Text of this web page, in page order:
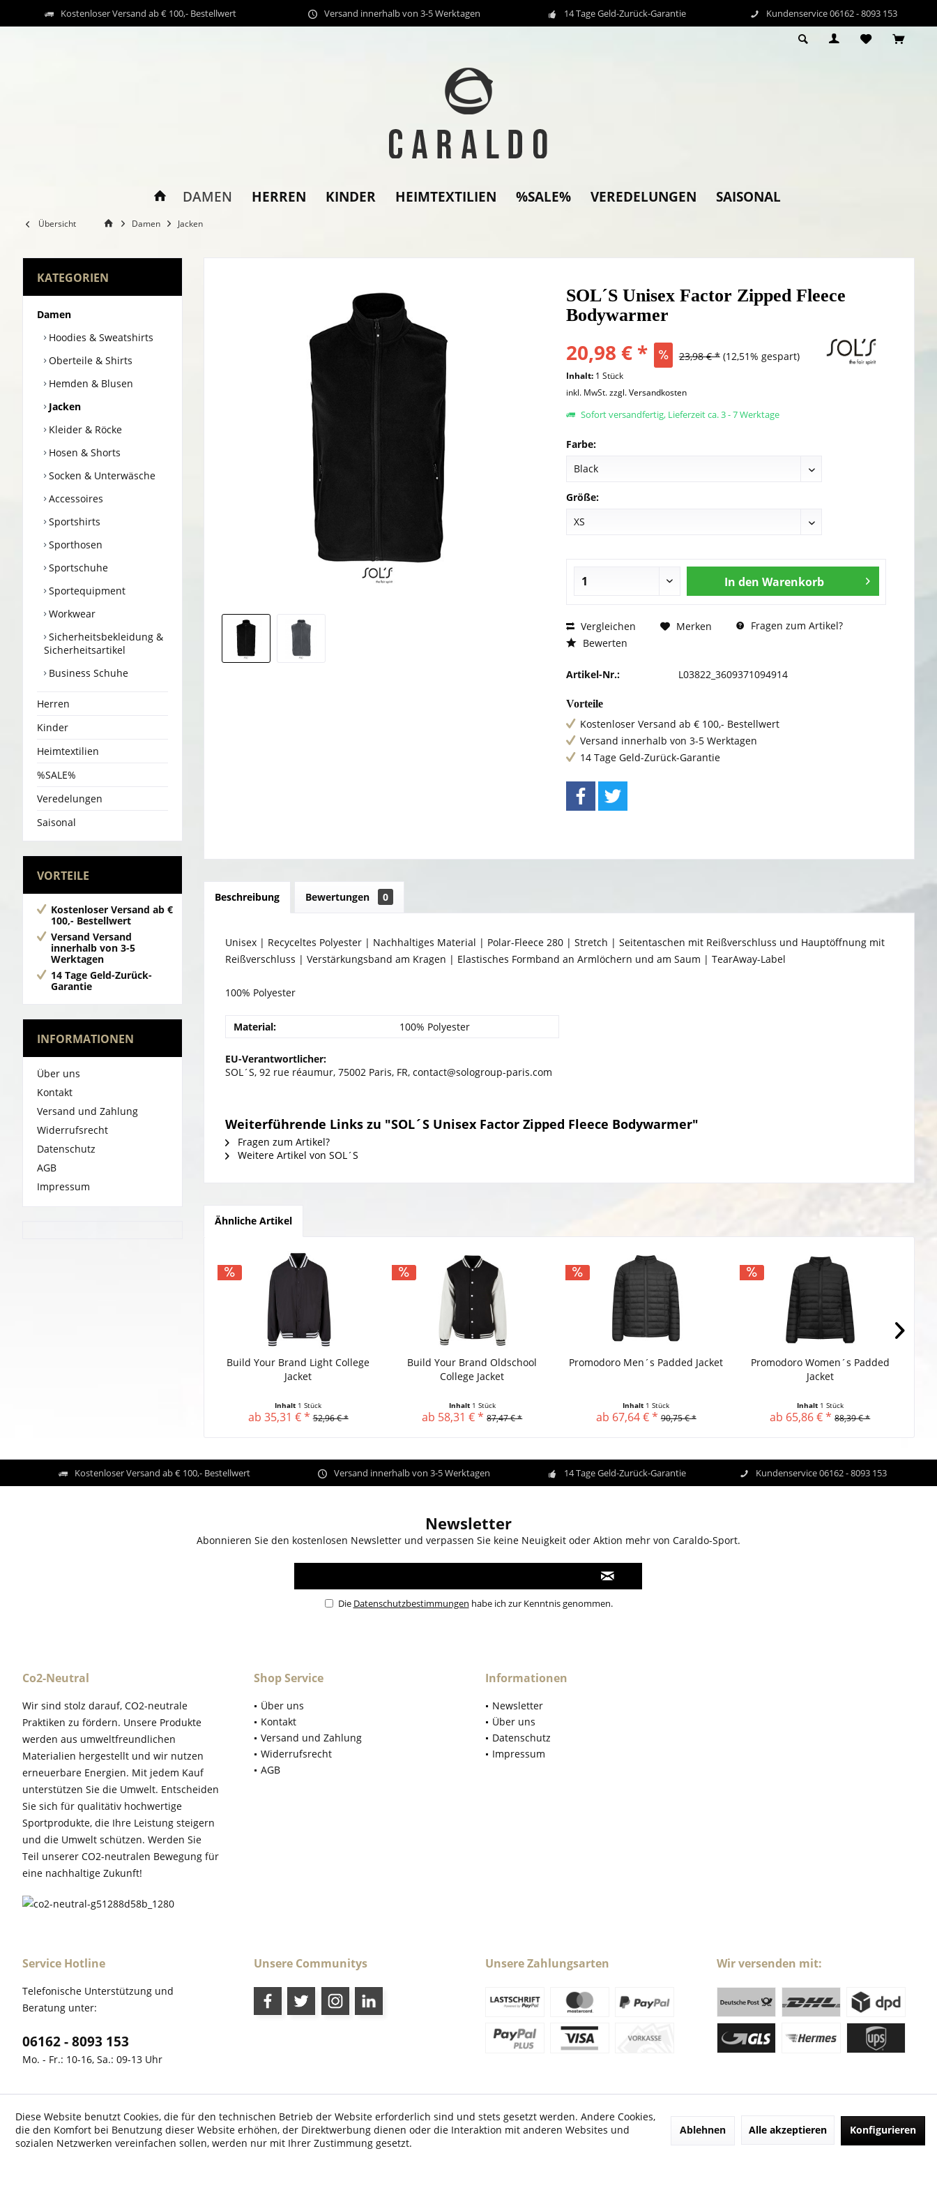
Kostenloser Versand ab € 100,- Bestellwert Versand innerhalb von 3-5 Werktagen 14 Tage Geld-Zurück-Garantie Kundenservice 06162 - 8093 153
DAMEN HERREN KINDER HEIMTEXTILIEN %SALE% VEREDELUNGEN SAISONAL
Übersicht Damen Jacken
KATEGORIEN
Damen
Hoodies & Sweatshirts
Oberteile & Shirts
Hemden & Blusen
Jacken
Kleider & Röcke
Hosen & Shorts
Socken & Unterwäsche
Accessoires
Sportshirts
Sporthosen
Sportschuhe
Sportequipment
Workwear
Sicherheitsbekleidung &
Sicherheitsartikel
Business Schuhe
Herren
Kinder
Heimtextilien
%SALE%
Veredelungen
Saisonal
VORTEILE
Kostenloser Versand ab €
100,- Bestellwert
Versand Versand
innerhalb von 3-5
Werktagen
14 Tage Geld-Zurück-
Garantie
INFORMATIONEN
Über uns
Kontakt
Versand und Zahlung
Widerrufsrecht
Datenschutz
AGB
Impressum
SOL´S Unisex Factor Zipped Fleece
Bodywarmer
20,98 € * 23,98 € * (12,51% gespart)
Inhalt: 1 Stück
inkl. MwSt.zzgl. Versandkosten
Sofort versandfertig, Lieferzeit ca. 3 - 7 Werktage
Farbe:
Größe:
In den Warenkorb
Vergleichen Merken
Fragen zum Artikel?
Bewerten
Artikel-Nr.: L03822_3609371094914
Vorteile
Kostenloser Versand ab € 100,- Bestellwert
Versand innerhalb von 3-5 Werktagen
14 Tage Geld-Zurück-Garantie
Beschreibung Bewertungen 0
Unisex | Recyceltes Polyester | Nachhaltiges Material | Polar-Fleece 280 | Stretch | Seitentaschen mit Reißverschluss und Hauptöffnung mit
Reißverschluss | Verstärkungsband am Kragen | Elastisches Formband an Armlöchern und am Saum | TearAway-Label
100% Polyester
Material: 100% Polyester
EU-Verantwortlicher:
SOL´S, 92 rue réaumur, 75002 Paris, FR, contact@sologroup-paris.com
Weiterführende Links zu "SOL´S Unisex Factor Zipped Fleece Bodywarmer"
Fragen zum Artikel?
Weitere Artikel von SOL´S
Ähnliche Artikel
Build Your Brand Light College
Jacket
Inhalt 1 Stück
ab 35,31 € * 52,96 € *
Build Your Brand Oldschool
College Jacket
Inhalt 1 Stück
ab 58,31 € * 87,47 € *
Promodoro Men´s Padded Jacket
Inhalt 1 Stück
ab 67,64 € * 90,75 € *
Promodoro Women´s Padded
Jacket
Inhalt 1 Stück
ab 65,86 € * 88,39 € *
Kostenloser Versand ab € 100,- Bestellwert Versand innerhalb von 3-5 Werktagen 14 Tage Geld-Zurück-Garantie Kundenservice 06162 - 8093 153
Newsletter
Abonnieren Sie den kostenlosen Newsletter und verpassen Sie keine Neuigkeit oder Aktion mehr von Caraldo-Sport.
Die Datenschutzbestimmungen habe ich zur Kenntnis genommen.
Co2-Neutral
Wir sind stolz darauf, CO2-neutrale
Praktiken zu fördern. Unsere Produkte
werden aus umweltfreundlichen
Materialien hergestellt und wir nutzen
erneuerbare Energien. Mit jedem Kauf
unterstützen Sie die Umwelt. Entscheiden
Sie sich für qualitätiv hochwertige
Sportprodukte, die Ihre Leistung steigern
und die Umwelt schützen. Werden Sie
Teil unserer CO2-neutralen Bewegung für
eine nachhaltige Zukunft!
Shop Service
Über uns
Kontakt
Versand und Zahlung
Widerrufsrecht
AGB
Informationen
Newsletter
Über uns
Datenschutz
Impressum
Service Hotline
Telefonische Unterstützung und
Beratung unter:
06162 - 8093 153
Mo. - Fr.: 10-16, Sa.: 09-13 Uhr
Unsere Communitys Unsere Zahlungsarten Wir versenden mit:
* Alle Preise inkl. gesetzl. Mehrwertsteuer zzgl. Versandkostenund ggf. Nachnahmegebühren, wenn nicht anders beschrieben
© 2026 Caraldo-Sport.de - All Rights Reserved. Design by
Diese Website benutzt Cookies, die für den technischen Betrieb der Website erforderlich sind und stets gesetzt werden. Andere Cookies,
die den Komfort bei Benutzung dieser Website erhöhen, der Direktwerbung dienen oder die Interaktion mit anderen Websites und
sozialen Netzwerken vereinfachen sollen, werden nur mit Ihrer Zustimmung gesetzt.
Ablehnen Alle akzeptieren Konfigurieren